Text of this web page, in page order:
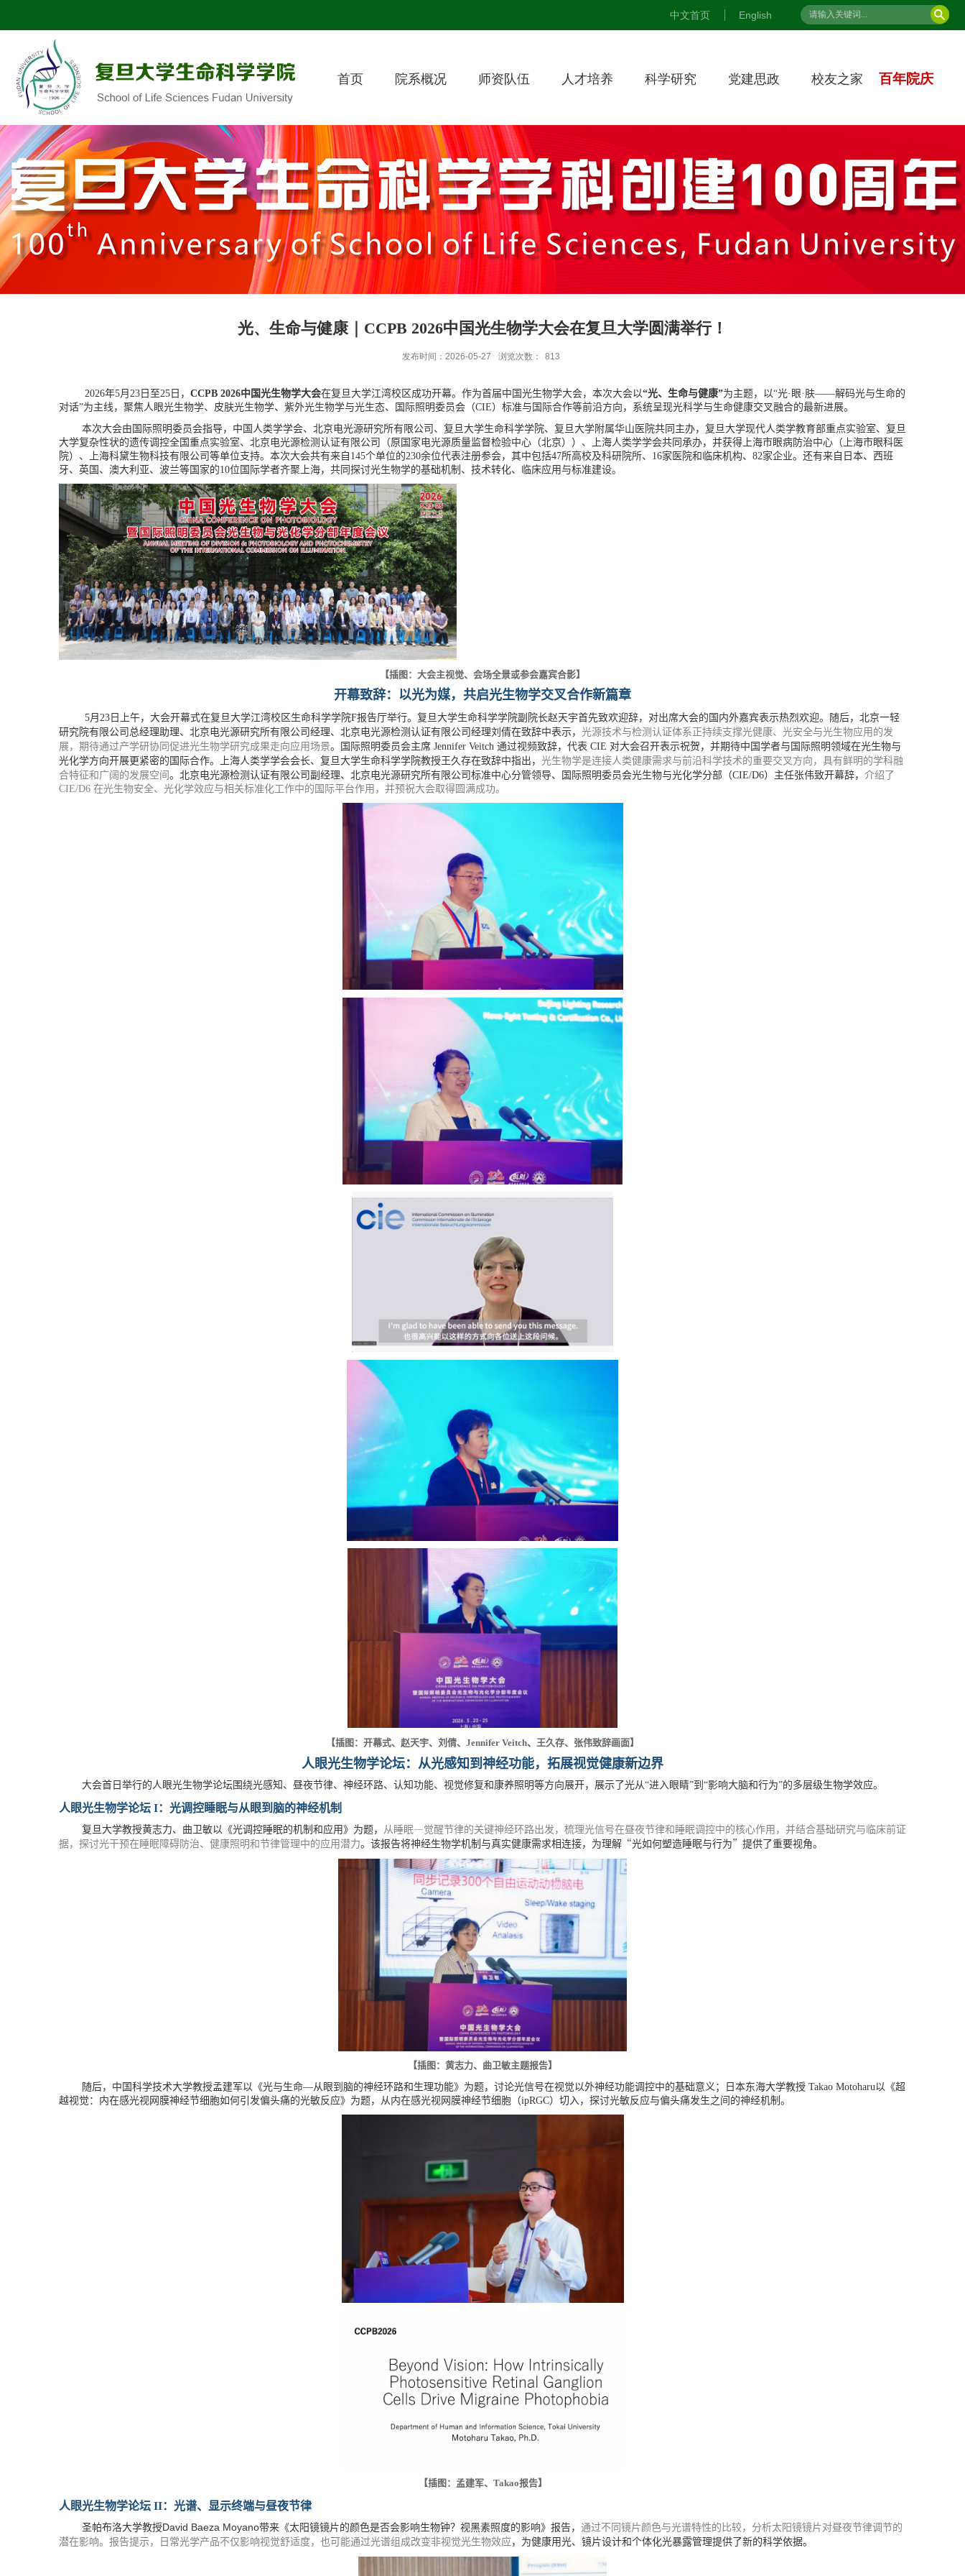
中文首页 English
首页 院系概况 师资队伍 人才培养 科学研究 党建思政 校友之家 百年院庆
光、生命与健康｜CCPB 2026中国光生物学大会在复旦大学圆满举行！
发布时间：2026-05-27 浏览次数： 813
2026年5月 23日至25日， CCPB 2026中国光生物学大会在复旦大学江湾校区成功开幕。作为首届中国光生物学大会，本次大会以“光、生命与健康”为主题，以“光· 眼· 肤——解码光与生命的
对话”为主线，聚焦人眼光生物学、皮肤光生物学、紫外光生物学与光生态、国际照明委员会（CIE）标准与国际合作等前沿方向，系统呈现光科学与生命健康交叉融合的最新进展。
本次大会由国际照明委员会指导，中国人类学学会、北京电光源研究所有限公司、复旦大学生命科学学院、复旦大学附属华山医院共同主办，复旦大学现代人类学教育部重点实验室、复旦
大学复杂性状的遗传调控全国重点实验室、北京电光源检测认证有限公司（原国家电光源质量监督检验中心（北京））、上海人类学学会共同承办，并获得上海市眼病防治中心（上海市眼科医
院）、上海科黛生物科技有限公司等单位支持。本次大会共有来自 145个单位的230余位代表注册参会，其中包括47所高校及科研院所、 16家医院和临床机构、 82家企业。还有来自日本、西班
牙、英国、澳大利亚、波兰等国家的10位国际学者齐聚上海，共同探讨光生物学的基础机制、技术转化、临床应用与标准建设。
【插图：大会主视觉、会场全景或参会嘉宾合影】
开幕致辞：以光为媒，共启光生物学交叉合作新篇章
5月 23日上午，大会开幕式在复旦大学江湾校区生命科学学院F报告厅举行。复旦大学生命科学学院副院长赵天宇首先致欢迎辞，对出席大会的国内外嘉宾表示热烈欢迎。随后，北京一轻
研究院有限公司总经理助理、北京电光源研究所有限公司经理、北京电光源检测认证有限公司经理刘倩在致辞中表示， 光源技术与检测认证体系正持续支撑光健康、光安全与光生物应用的发
展，期待通过产学研协同促进光生物学研究成果走向应用场景。国际照明委员会主席 Jennifer Veitch 通过视频致辞，代表 CIE 对大会召开表示祝贺，并期待中国学者与国际照明领域在光生物与
光化学方向开展更紧密的国际合作。上海人类学学会会长、复旦大学生命科学学院教授王久存在致辞中指出， 光生物学是连接人类健康需求与前沿科学技术的重要交叉方向，具有鲜明的学科融
合特征和广阔的发展空间。北京电光源检测认证有限公司副经理、北京电光源研究所有限公司标准中心分管领导、国际照明委员会光生物与光化学分部（CIE/D6）主任张伟致开幕辞， 介绍了
CIE/D6 在光生物安全、光化学效应与相关标准化工作中的国际平台作用 ，并预祝大会取得圆满成功。
【插图：开幕式、赵天宇、刘倩、 Jennifer Veitch、王久存、张伟致辞画面】
人眼光生物学论坛：从光感知到神经功能，拓展视觉健康新边界
大会首日举行的人眼光生物学论坛围绕光感知、昼夜节律、神经环路、认知功能、视觉修复和康养照明等方向展开，展示了光从“进入眼睛”到“影响大脑和行为”的多层级生物学效应。
人眼光生物学论坛 I：光调控睡眠与从眼到脑的神经机制
复旦大学教授黄志力、曲卫敏以《光调控睡眠的机制和应用》为题， 从睡眠—觉醒节律的关键神经环路出发，梳理光信号在昼夜节律和睡眠调控中的核心作用，并结合基础研究与临床前证
据，探讨光干预在睡眠障碍防治、健康照明和节律管理中的应用潜力。该报告将神经生物学机制与真实健康需求相连接，为理解 “光如何塑造睡眠与行为” 提供了重要视角。
【插图：黄志力、曲卫敏主题报告】
随后，中国科学技术大学教授孟建军以《光与生命—从眼到脑的神经环路和生理功能》为题，讨论光信号在视觉以外神经功能调控中的基础意义；日本东海大学教授 Takao Motoharu以《超
越视觉：内在感光视网膜神经节细胞如何引发偏头痛的光敏反应》为题，从内在感光视网膜神经节细胞（ipRGC）切入，探讨光敏反应与偏头痛发生之间的神经机制。
【插图：孟建军、 Takao报告】
人眼光生物学论坛 II：光谱、显示终端与昼夜节律
圣帕布洛大学教授David Baeza Moyano带来《太阳镜镜片的颜色是否会影响生物钟？视黑素照度的影响》报告， 通过不同镜片颜色与光谱特性的比较，分析太阳镜镜片对昼夜节律调节的
潜在影响。报告提示，日常光学产品不仅影响视觉舒适度，也可能通过光谱组成改变非视觉光生物效应 ，为健康用光、镜片设计和个体化光暴露管理提供了新的科学依据。